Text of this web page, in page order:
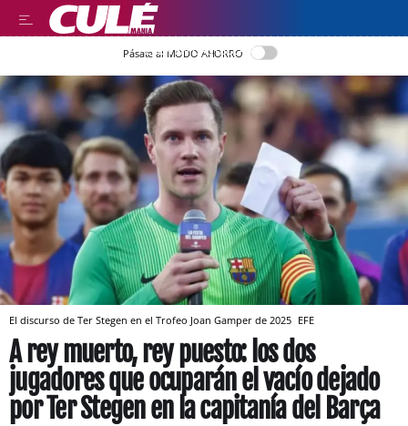
LEER EN CASTELLANO
Pásate al MODO AHORRO
El discurso de Ter Stegen en el Trofeo Joan Gamper de 2025 EFE
A rey muerto, rey puesto: los dos
jugadores que ocuparán el vacío dejado
por Ter Stegen en la capitanía del Barça